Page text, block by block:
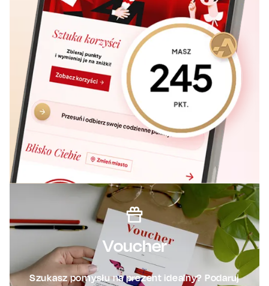
Voucher
Szukasz pomysłu na prezent idealny? Podaruj